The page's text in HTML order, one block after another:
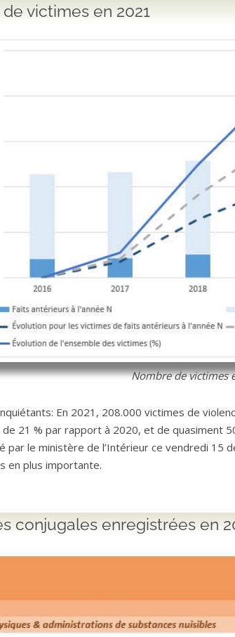
victimes en 2021
Nombre de victimes
En 2021, 208.000 victimes de
de 21 % par rapport à 2020, et de quasiment
par le ministère de l’Intérieur ce vendredi 15
en plus importante.
conjugales enregistrées en